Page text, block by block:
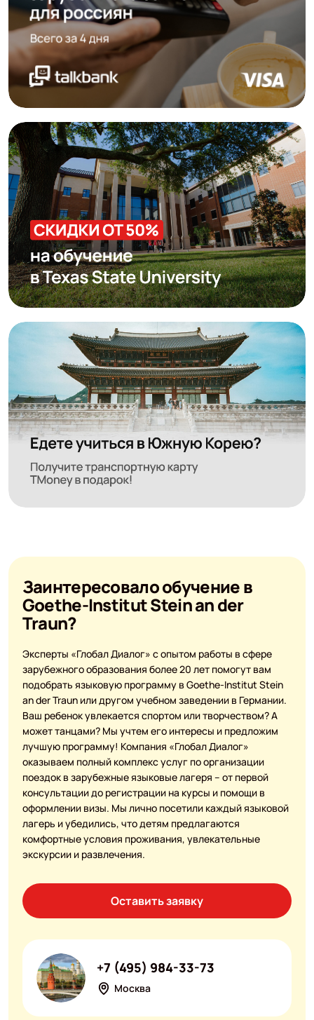
Заинтересовало обучение в
Goethe-Institut Stein an der
Traun?
Эксперты «Глобал Диалог» с опытом работы в сфере
зарубежного образования более 20 лет помогут вам
подобрать языковую программу в Goethe-Institut Stein
an der Traun или другом учебном заведении в Германии.
Ваш ребенок увлекается спортом или творчеством? А
может танцами? Мы учтем его интересы и предложим
лучшую программу! Компания «Глобал Диалог»
оказываем полный комплекс услуг по организации
поездок в зарубежные языковые лагеря – от первой
консультации до регистрации на курсы и помощи в
оформлении визы. Мы лично посетили каждый языковой
лагерь и убедились, что детям предлагаются
комфортные условия проживания, увлекательные
экскурсии и развлечения.
Оставить заявку
Москва
+7 (495) 984-33-73